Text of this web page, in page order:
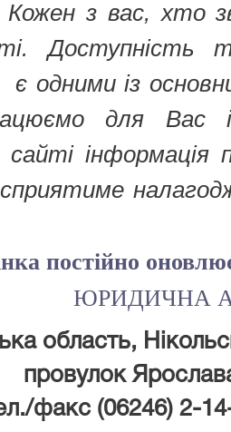
Кожен з вас, хто
є одними із
для Вас
сайті
постійно
ЮРИДИЧНА
область,
провулок
факс (06246) 2-